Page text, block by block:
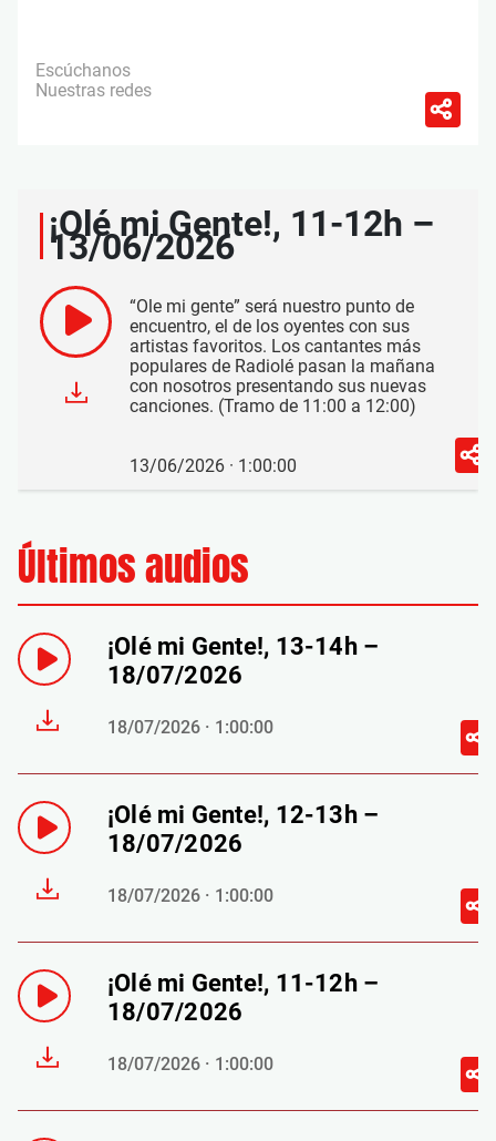
Escúchanos
Nuestras redes
¡Olé mi Gente!, 11-12h –
13/06/2026
“Ole mi gente” será nuestro punto de
encuentro, el de los oyentes con sus
artistas favoritos. Los cantantes más
populares de Radiolé pasan la mañana
con nosotros presentando sus nuevas
canciones. (Tramo de 11:00 a 12:00)
13/06/2026 · 1:00:00
Últimos audios
¡Olé mi Gente!, 13-14h –
18/07/2026
18/07/2026 · 1:00:00
¡Olé mi Gente!, 12-13h –
18/07/2026
18/07/2026 · 1:00:00
¡Olé mi Gente!, 11-12h –
18/07/2026
18/07/2026 · 1:00:00